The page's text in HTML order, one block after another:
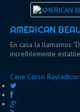
AMERICAN
En casa la llamamos
increíblemente
Cane Corso